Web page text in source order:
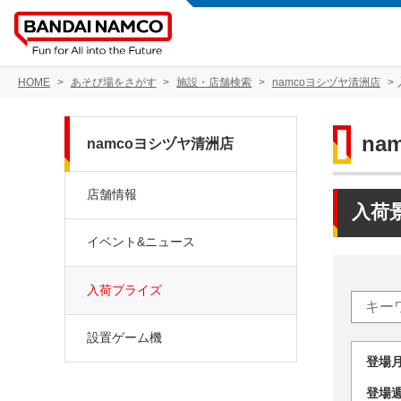
HOME あそび場をさがす 施設・店舗検索 namcoヨシヅヤ清洲店
入荷
登
登
namcoヨシヅヤ清洲店
店舗情報
イベント&ニュース
入荷プライズ
設置ゲーム機